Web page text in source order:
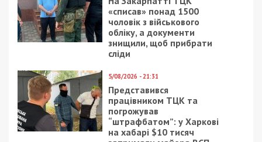
Фото: Информатор
Интересно, что работы по замене выпуска
системы канализации подрядная организация
КП «Жилсервис-2» ДГС планирует выполнить в VI
квартале 2016 года. (Интересно, шестой квартал
– это когда?).